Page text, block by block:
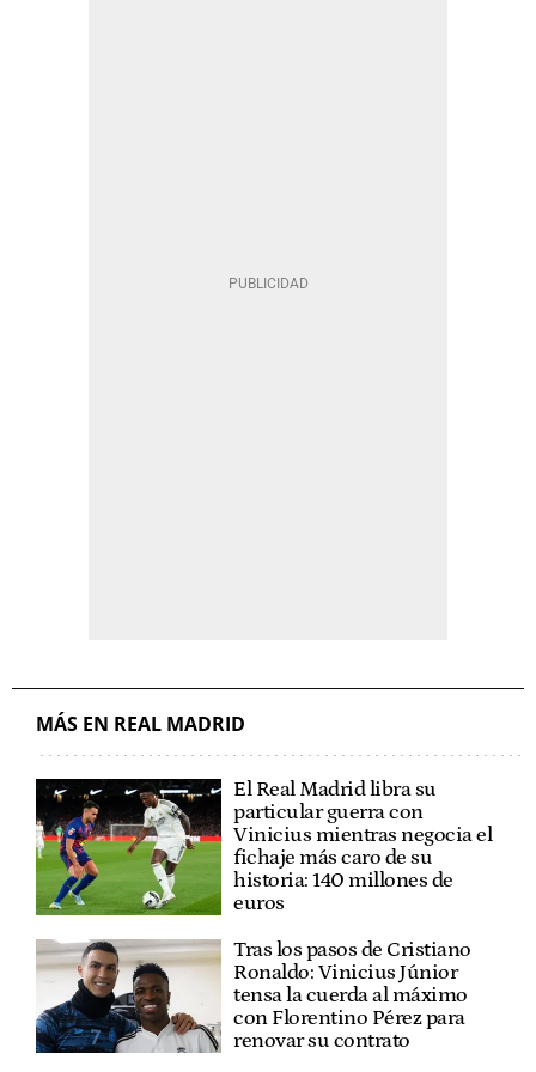
MÁS EN REAL MADRID
El Real Madrid libra su
particular guerra con
Vinicius mientras negocia el
fichaje más caro de su
historia: 140 millones de
euros
Tras los pasos de Cristiano
Ronaldo: Vinicius Júnior
tensa la cuerda al máximo
con Florentino Pérez para
renovar su contrato